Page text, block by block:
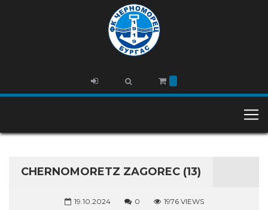
CHERNOMORETZ ZAGOREC (13)
19.10.2024 0 1976 VIEWS